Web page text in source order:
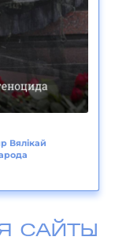
Вялікай
САЙТЫ